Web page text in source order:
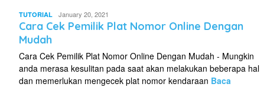
TUTORIAL Deany
Januarta
Putra
January 20, 2021
Cara Cek Pemilik Plat Nomor Online Dengan
Mudah
Cara Cek Pemilik Plat Nomor Online Dengan Mudah - Mungkin
anda merasa kesulitan pada saat akan melakukan beberapa hal
dan memerlukan mengecek plat nomor kendaraan Baca